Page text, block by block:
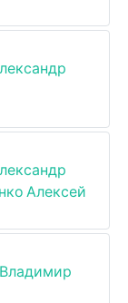
Алексей